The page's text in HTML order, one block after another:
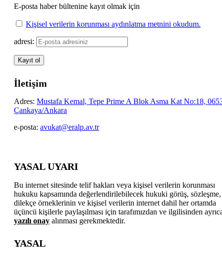
E-posta haber bültenine kayıt olmak için
Kişisel verilerin korunması aydınlatma metnini okudum.
adresi:
İletişim
Adres: Mustafa Kemal, Tepe Prime A Blok Asma Kat No:18,
Çankaya/Ankara
e-posta: avukat@eralp.av.tr
YASAL UYARI
Bu internet sitesinde telif hakları veya kişisel verilerin korunması
hukuku kapsamında değerlendirilebilecek hukuki görüş, sözleşme,
dilekçe örneklerinin ve kişisel verilerin internet dahil her ortamda
üçüncü kişilerle paylaşılması için tarafımızdan ve ilgilisinden
yazılı onay alınması gerekmektedir.
YASAL